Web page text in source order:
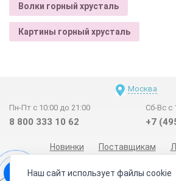
Волки горный хрусталь
Картины горный хрусталь
Москва
Пн-Пт с 10:00 до 21:00
8 800 333 10 62
Сб-Вс с
+7
Новинки Поставщикам
Наш сайт использует файлы cookie